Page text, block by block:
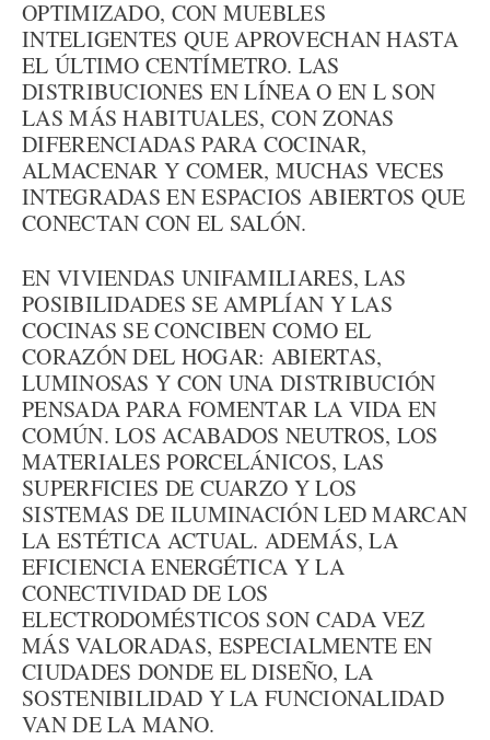
OPTIMIZADO, CON MUEBLES
INTELIGENTES QUE APROVECHAN HASTA
EL ÚLTIMO CENTÍMETRO. LAS
DISTRIBUCIONES EN LÍNEA O EN L SON
LAS MÁS HABITUALES, CON ZONAS
DIFERENCIADAS PARA COCINAR,
ALMACENAR Y COMER, MUCHAS VECES
INTEGRADAS EN ESPACIOS ABIERTOS QUE
CONECTAN CON EL SALÓN.
EN VIVIENDAS UNIFAMILIARES, LAS
POSIBILIDADES SE AMPLÍAN Y LAS
COCINAS SE CONCIBEN COMO EL
CORAZÓN DEL HOGAR: ABIERTAS,
LUMINOSAS Y CON UNA DISTRIBUCIÓN
PENSADA PARA FOMENTAR LA VIDA EN
COMÚN. LOS ACABADOS NEUTROS, LOS
MATERIALES PORCELÁNICOS, LAS
SUPERFICIES DE CUARZO Y LOS
SISTEMAS DE ILUMINACIÓN LED MARCAN
LA ESTÉTICA ACTUAL. ADEMÁS, LA
EFICIENCIA ENERGÉTICA Y LA
CONECTIVIDAD DE LOS
ELECTRODOMÉSTICOS SON CADA VEZ
MÁS VALORADAS, ESPECIALMENTE EN
CIUDADES DONDE EL DISEÑO, LA
SOSTENIBILIDAD Y LA FUNCIONALIDAD
VAN DE LA MANO.